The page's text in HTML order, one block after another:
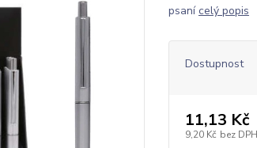
psanícelý popis
Dostupnost
11,13 Kč
9,20 Kč bez DPH